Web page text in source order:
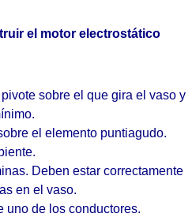
el motor electrostático
sobre el que gira el vaso y
el elemento puntiagudo.
Deben estar correctamente
en el vaso.
uno de los conductores.